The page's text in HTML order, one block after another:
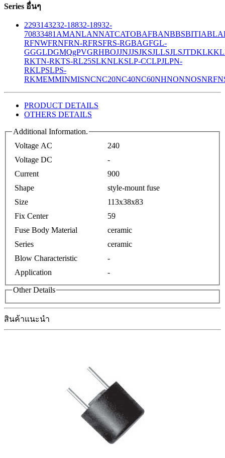
Series อื่นๆ
2293143232-18832-18932-
70833481 AMANLANNATCATOBAFBANBBSBITIABLA
RFNWFRNFRN-RFRSFRS-RGBAGFGL-
GGGLDGMQgPVGRHBOJJNJJSJKSJLLSJLSJTDKLK
RKTN-RKTS-RL25SLKNLKSLP-CCLPJLPN-
RKLPSLPS-
RKMEMMINMISNCNC20NC40NC60NHNONNOSNRF
PRODUCT DETAILS
OTHERS DETAILS
Additional Information.
Voltage AC
240
Voltage DC
-
Current
900
Shape
style-mount fuse
Size
113x38x83
Fix Center
59
Fuse Body Material
ceramic
Series
ceramic
Blow Characteristic
-
Application
-
Other Details
สินค้าแนะนำ